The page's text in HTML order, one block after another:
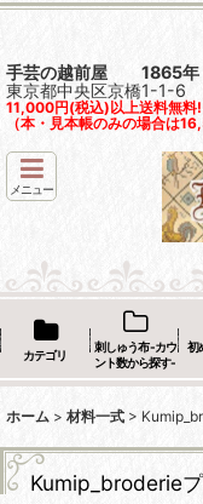
手芸の越前屋 1865年
東京都中央区京橋1-1-6
11,000円(税込)以上送料無料!
（本・見本帳のみの場合は
メニュー
カテゴリ
刺しゅう布 -カウ
ント数から探す-
初
ホーム > 材料一式 >
Kumip_broderie